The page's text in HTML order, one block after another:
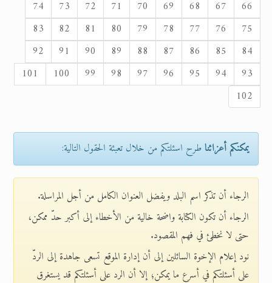
66
67
68
69
70
71
72
73
74
75
76
77
78
79
80
81
82
83
84
85
86
87
88
89
90
91
92
93
94
95
96
97
98
99
100
101
102